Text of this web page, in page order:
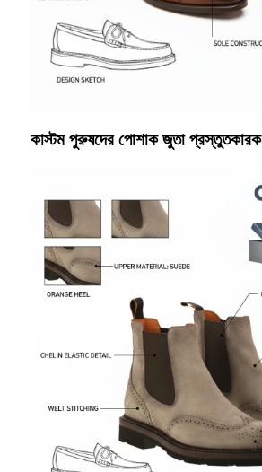
কাস্টম পুরুষদের পোশাক জুতা প্রস্তুতকারক